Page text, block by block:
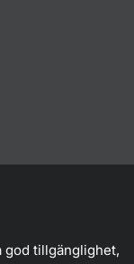
god tillgänglighet,